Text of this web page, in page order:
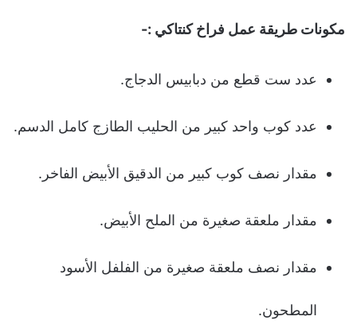
مكونات طريقة عمل فراخ كنتاكي :-
عدد ست قطع من دبابيس الدجاج.
عدد كوب واحد كبير من الحليب الطازج كامل الدسم.
مقدار نصف كوب كبير من الدقيق الأبيض الفاخر.
مقدار ملعقة صغيرة من الملح الأبيض.
مقدار نصف ملعقة صغيرة من الفلفل الأسود
المطحون.